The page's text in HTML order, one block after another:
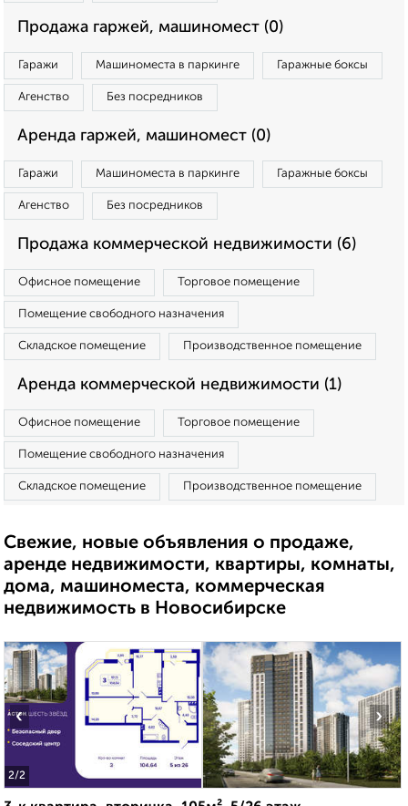
Продажа гаржей, машиномест (0)
Гаражи Машиноместа в паркинге Гаражные боксы
Агенство Без посредников
Аренда гаржей, машиномест (0)
Гаражи Машиноместа в паркинге Гаражные боксы
Агенство Без посредников
Продажа коммерческой недвижимости (6)
Офисное помещение Торговое помещение
Помещение свободного назначения
Складское помещение Производственное помещение
Аренда коммерческой недвижимости (1)
Офисное помещение Торговое помещение
Помещение свободного назначения
Складское помещение Производственное помещение
Свежие, новые объявления о продаже,
аренде недвижимости, квартиры, комнаты,
дома, машиноместа, коммерческая
недвижимость в Новосибирске
2/2
‹ ›